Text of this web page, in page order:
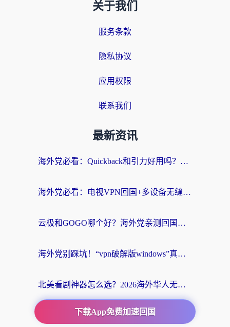
关于我们
服务条款
隐私协议
应用权限
联系我们
最新资讯
海外党必看：Quickback和引力好用吗？3分钟搞懂回国加速器怎么选
海外党必看：电视VPN回国+多设备无缝访问国内资源的实用指南
云极和GOGO哪个好？海外党亲测回国加速器选择指南（附iOS免费&Windows VPN实用技巧）
海外党别踩坑！“vpn破解版windows”真的能用？教你选对回国加速器无缝刷国内资源
北美看剧神器怎么选？2026海外华人无缝访问国内资源全攻略
下载App免费加速回国